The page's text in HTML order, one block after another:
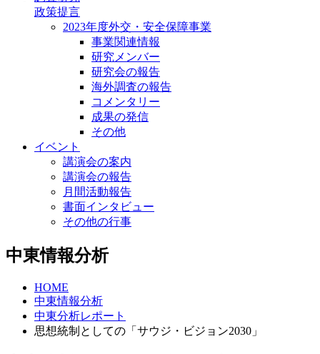
政策提言
2023年度外交・安全保障事業
事業関連情報
研究メンバー
研究会の報告
海外調査の報告
コメンタリー
成果の発信
その他
イベント
講演会の案内
講演会の報告
月間活動報告
書面インタビュー
その他の行事
中東情報分析
HOME
中東情報分析
中東分析レポート
思想統制としての「サウジ・ビジョン2030」